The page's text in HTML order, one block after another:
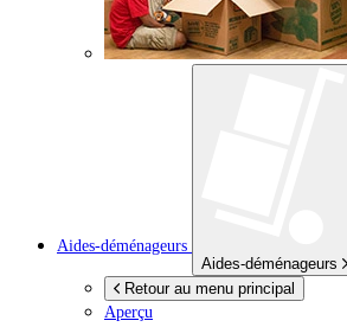
Aides-déménageurs
Aides-déménageurs
Retour au menu principal
Aperçu